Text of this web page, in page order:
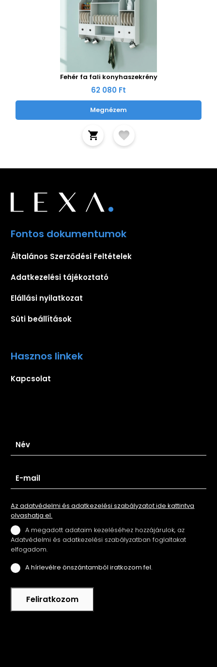
Fehér fa fali konyhaszekrény
62 080 Ft
Megnézem
Fontos dokumentumok
Általános Szerződési Feltételek
Adatkezelési tájékoztató
Elállási nyilatkozat
Süti beállítások
Hasznos linkek
Kapcsolat
Az adatvédelmi és adatkezelési szabályzatot ide kattintva
olvashatja el.
A megadott adataim kezeléséhez hozzájárulok, az
Adatvédelmi és adatkezelési szabályzatban foglaltakat
elfogadom.
A hírlevélre önszántamból iratkozom fel.
Feliratkozom